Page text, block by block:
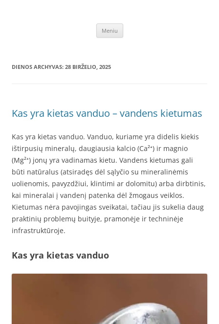
atbulinis osmosas, osmoso sistemos, geriamo vandens, po kriaukle –
Meniu
DIENOS ARCHYVAS: 28 BIRŽELIO, 2025
Kas yra kietas vanduo – vandens kietumas
Kas yra kietas vanduo. Vanduo, kuriame yra didelis kiekis
ištirpusių mineralų, daugiausia kalcio (Ca²⁺) ir magnio
(Mg²⁺) jonų yra vadinamas kietu. Vandens kietumas gali
būti natūralus (atsiradęs dėl sąlyčio su mineralinėmis
uolienomis, pavyzdžiui, klintimi ar dolomitu) arba dirbtinis,
kai mineralai į vandenį patenka dėl žmogaus veiklos.
Kietumas nėra pavojingas sveikatai, tačiau jis sukelia daug
praktinių problemų buityje, pramonėje ir techninėje
infrastruktūroje.
Kas yra kietas vanduo